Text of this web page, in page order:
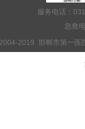
服务电话：
急救
2019 邯郸市第一
乘车路线：乘坐